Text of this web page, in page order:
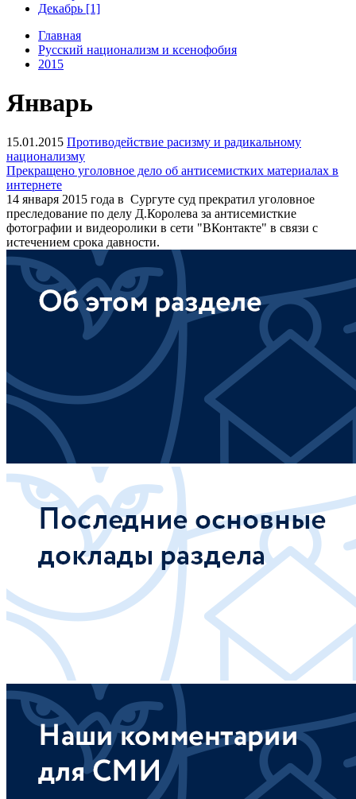
Декабрь [1]
Главная
Русский национализм и ксенофобия
2015
Январь
15.01.2015 Противодействие расизму и радикальному
национализму
Прекращено уголовное дело об антисемистких материалах в
интернете
14 января 2015 года в Сургуте суд прекратил уголовное
преследование по делу Д.Королева за антисемисткие
фотографии и видеоролики в сети "ВКонтакте" в связи с
истечением срока давности.